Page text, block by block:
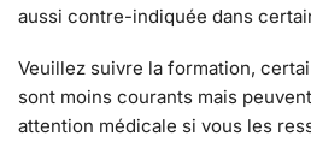
aussi contre-indiquée dans
Veuillez suivre la formation,
sont moins courants mais
attention médicale si vous les